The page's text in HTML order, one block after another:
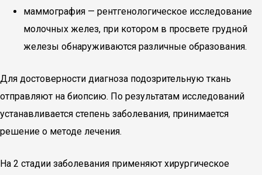
маммография — рентгенологическое исследование
молочных желез, при котором в просвете грудной
железы обнаруживаются различные образования.
Для достоверности диагноза подозрительную ткань
отправляют на биопсию. По результатам исследований
устанавливается степень заболевания, принимается
решение о методе лечения.
На 2 стадии заболевания применяют хирургическое